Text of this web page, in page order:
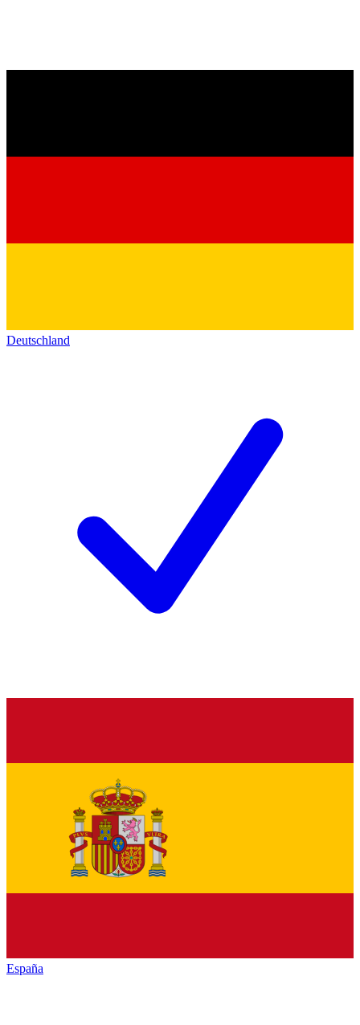
Deutschland
España